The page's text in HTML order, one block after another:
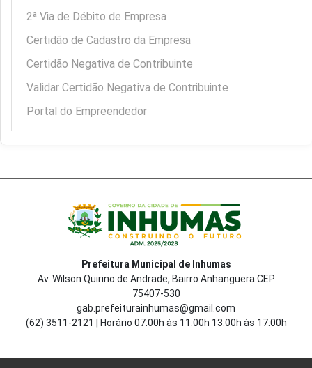
2ª Via de Débito de Empresa
Certidão de Cadastro da Empresa
Certidão Negativa de Contribuinte
Validar Certidão Negativa de Contribuinte
Portal do Empreendedor
Prefeitura Municipal de Inhumas
Av. Wilson Quirino de Andrade, Bairro Anhanguera CEP
75407-530
gab.prefeiturainhumas@gmail.com
(62) 3511-2121 | Horário 07:00h às 11:00h 13:00h às 17:00h